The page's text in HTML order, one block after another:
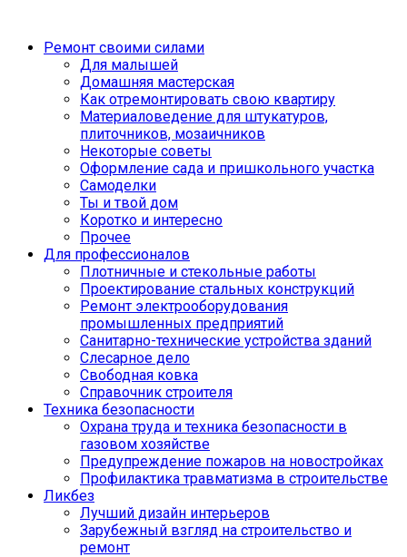
Ремонт своими силами
Для малышей
Домашняя мастерская
Как отремонтировать свою квартиру
Материаловедение для штукатуров,
плиточников, мозаичников
Некоторые советы
Оформление сада и пришкольного участка
Самоделки
Ты и твой дом
Коротко и интересно
Прочее
Для профессионалов
Плотничные и стекольные работы
Проектирование стальных конструкций
Ремонт электрооборудования
промышленных предприятий
Санитарно-технические устройства зданий
Слесарное дело
Свободная ковка
Справочник строителя
Техника безопасности
Охрана труда и техника безопасности в
газовом хозяйстве
Предупреждение пожаров на новостройках
Профилактика травматизма в строительстве
Ликбез
Лучший дизайн интерьеров
Зарубежный взгляд на строительство и
ремонт